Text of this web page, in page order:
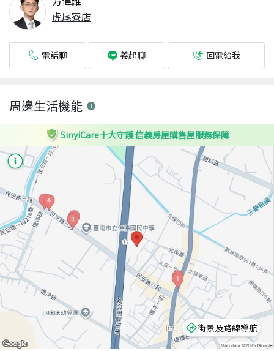
虎尾寮店
電話聊 義起聊 回電給我
周邊生活機能
SinyiCare十大守護 信義房屋購售屋服務保障
街景及路線導航